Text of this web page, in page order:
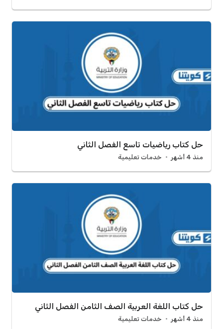
حل كتاب رياضيات تاسع الفصل الثاني
منذ 4 أشهر خدمات تعليمية
حل كتاب اللغة العربية الصف الثامن الفصل الثاني
منذ 4 أشهر خدمات تعليمية